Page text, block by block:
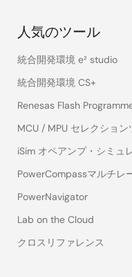
人気のツール
統合開発環境 e² studio
統合開発環境 CS+
Renesas Flash
MCU / MPU セレクション
iSim オペアンプ・シミュ
PowerCompassマルチレ
PowerNavigator
Lab on the Cloud
クロスリファレンス